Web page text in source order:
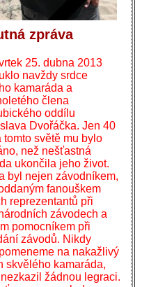
zpráva
25. dubna 2013
navždy srdce
kamaráda a
člena
oddílu
Dvořáčka. Jen 40
tomto světě mu bylo
než nešťastná
ukončila jeho život.
byl nejen závodníkem,
fanouškem
reprezentantů při
závodech a
pomocníkem při
závodů. Nikdy
na nakažlivý
skvělého kamaráda,
nezkazil žádnou legraci.